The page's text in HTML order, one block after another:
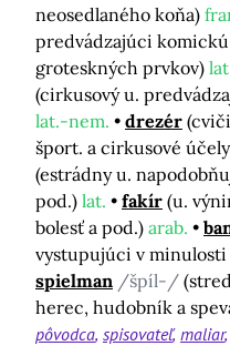
neosedlaného koňa)
predvádzajúci
groteskných prvkov)
(cirkusový u.
lat.-nem.
drezér
šport. a cirkusové
(estrádny u.
pod.) lat. fakír (u.
bolesť a pod.) arab.
vystupujúci v minulosti
spielman /špíl-/
herec, hudobník a
pôvodca spisovateľ maliar